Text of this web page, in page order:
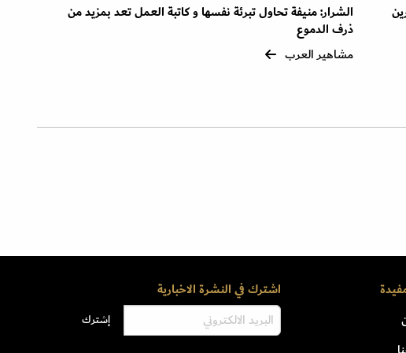
الشرار: منيفة تحاول تبرئة نفسها و كاتبة العمل تعد بمزيد من
ذرف الدموع
مشاهير العرب
اشترك في النشرة الاخبارية